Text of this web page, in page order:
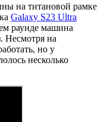
на титановой рамке
Galaxy S23 Ultra
раунде машина
Несмотря на
но у
несколько